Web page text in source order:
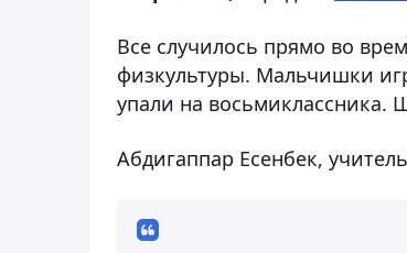
Все случилось прямо во
физкультуры. Мальчишки
упали на восьмиклассника.
Абдигаппар Есенбек,